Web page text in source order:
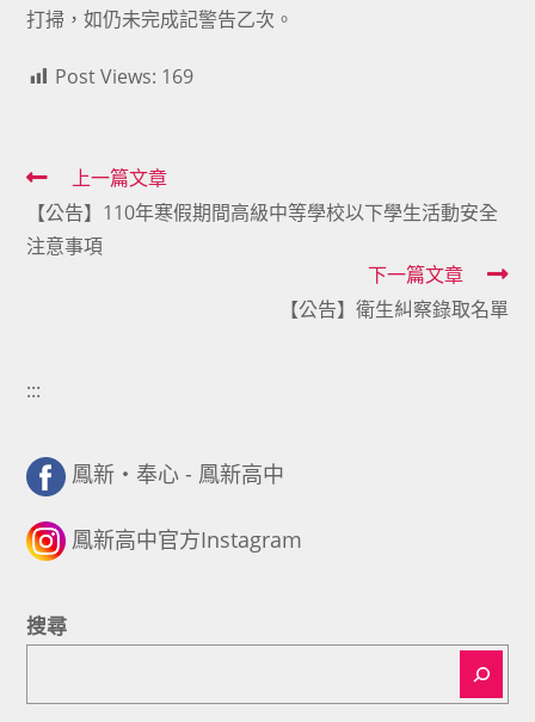
打掃，如仍未完成記警告乙次。
Post Views: 169
Read
more
articles
上一篇文章
【公告】110年寒假期間高級中等學校以下學生活動安全
注意事項
下一篇文章
【公告】衛生糾察錄取名單
:::
鳳新・奉心 - 鳳新高中
鳳新高中官方Instagram
搜尋